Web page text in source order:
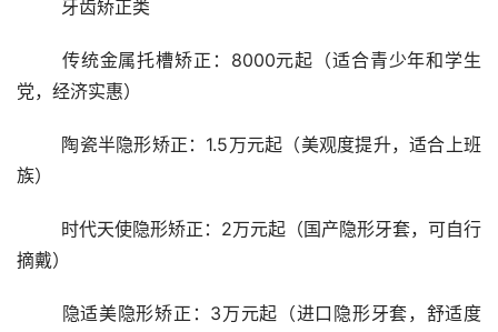
	牙齿矫正类
党，经济实惠）
族）
摘戴）